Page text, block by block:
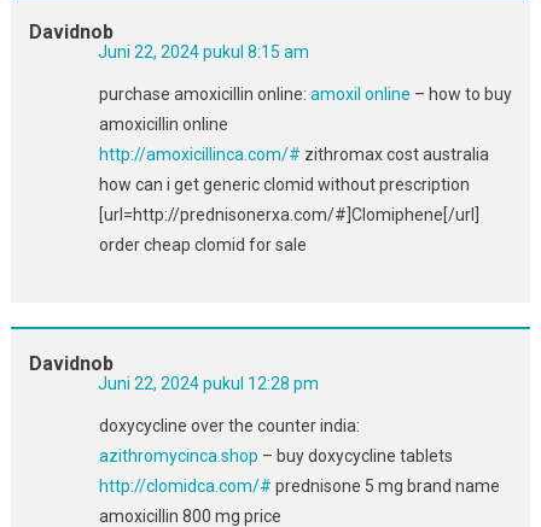
Davidnob
Juni 22, 2024 pukul 8:15 am
purchase amoxicillin online: amoxil online – how to buy
amoxicillin online
http://amoxicillinca.com/# zithromax cost australia
how can i get generic clomid without prescription
[url=http://prednisonerxa.com/#]Clomiphene[/url]
order cheap clomid for sale
Davidnob
Juni 22, 2024 pukul 12:28 pm
doxycycline over the counter india:
azithromycinca.shop – buy doxycycline tablets
http://clomidca.com/# prednisone 5 mg brand name
amoxicillin 800 mg price